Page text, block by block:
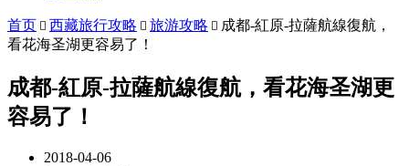
首页  西藏旅行攻略  旅游攻略  成都-紅原-拉薩航線復航，
看花海圣湖更容易了！
成都-紅原-拉薩航線復航，看花海圣湖更
容易了！
2018-04-06